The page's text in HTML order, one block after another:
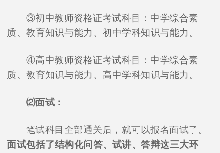
③初中教师资格证考试科目：中学综合素
质、教育知识与能力、初中学科知识与能力。
④高中教师资格证考试科目：中学综合素
质、教育知识与能力、高中学科知识与能力。
⑵面试：
笔试科目全部通关后，就可以报名面试了。
面试包括了结构化问答、试讲、答辩这三大环